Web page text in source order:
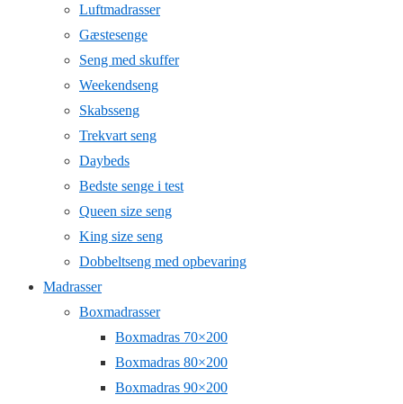
Luftmadrasser
Gæstesenge
Seng med skuffer
Weekendseng
Skabsseng
Trekvart seng
Daybeds
Bedste senge i test
Queen size seng
King size seng
Dobbeltseng med opbevaring
Madrasser
Boxmadrasser
Boxmadras 70×200
Boxmadras 80×200
Boxmadras 90×200